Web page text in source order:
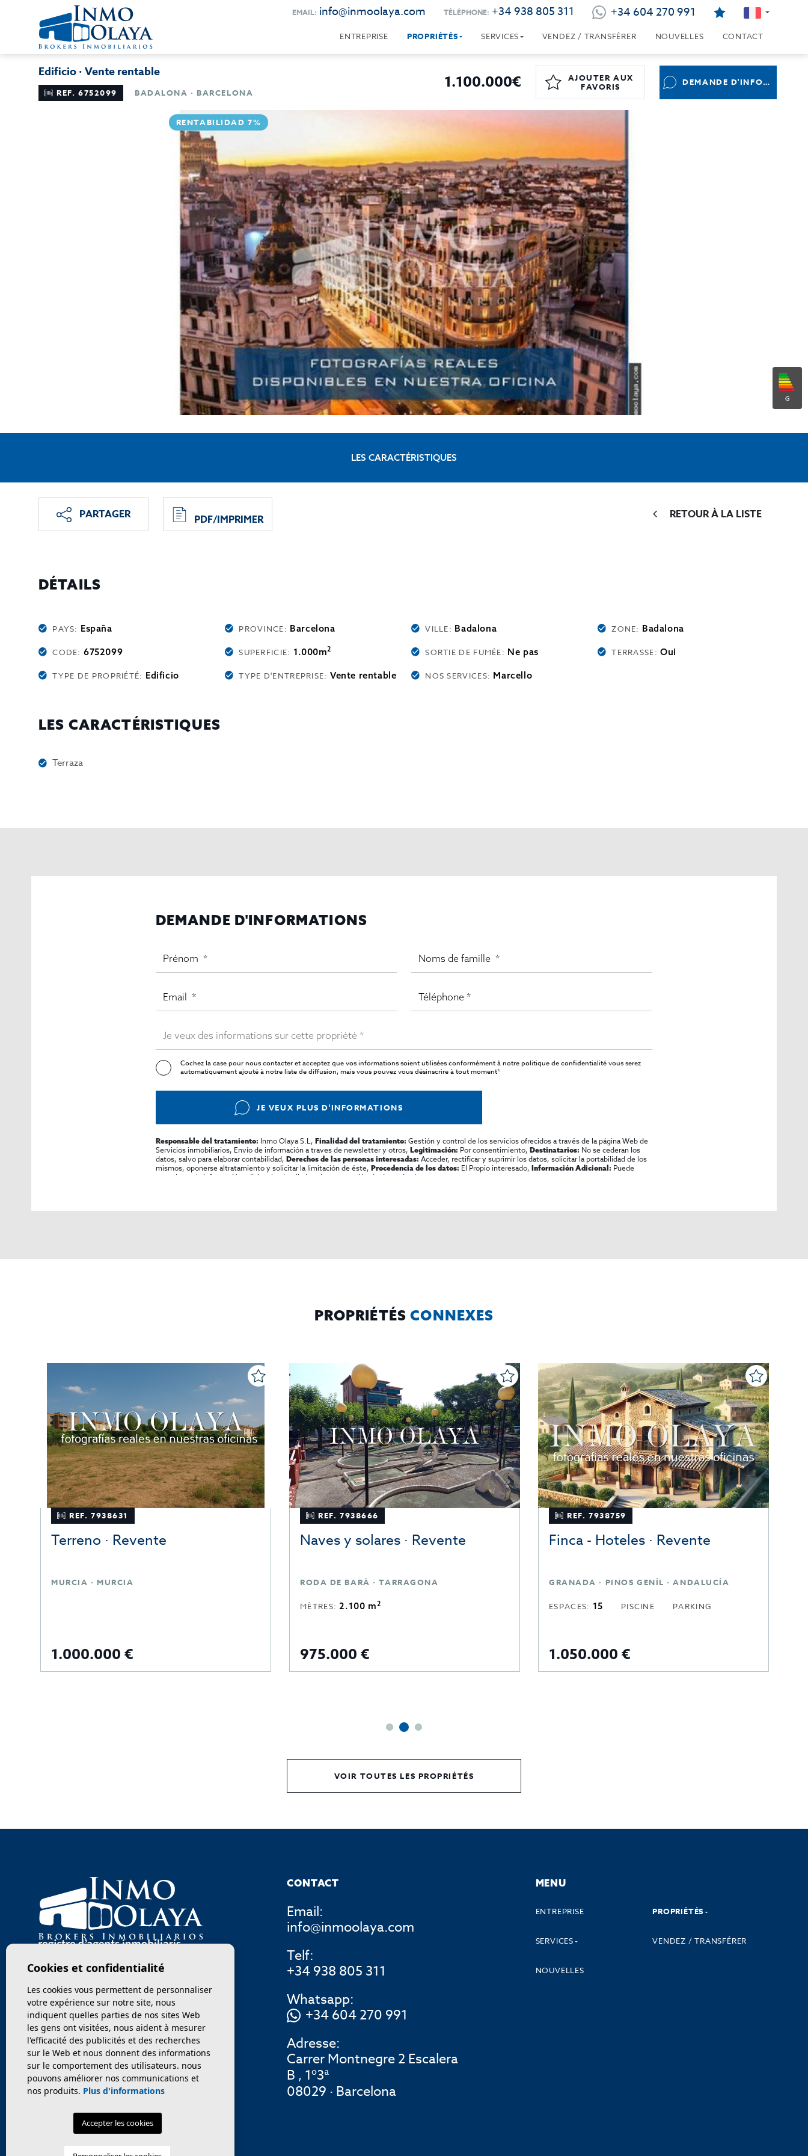
EMAIL: info@inmoolaya.com TÉLÉPHONE: +34 938 805 311 +34 604 270 991
ENTREPRISE PROPRIÉTÉS SERVICES VENDEZ / TRANSFÉRER NOUVELLES CONTACT
Edificio · Vente rentable
REF. 6752099 BADALONA · BARCELONA 1.100.000€
AJOUTER AUX
FAVORIS
DEMANDE D'INFORMATIONS
RENTABILIDAD 7%
G
LES CARACTÉRISTIQUES
PARTAGER PDF/IMPRIMER RETOUR À LA LISTE
DÉTAILS
PAYS: España PROVINCE: Barcelona VILLE: Badalona ZONE: Badalona
CODE:6752099 SUPERFICIE: 1.000m2 SORTIE DE FUMÉE: Ne pas TERRASSE:Oui
TYPE DE PROPRIÉTÉ: Edificio TYPE D'ENTREPRISE: Vente rentable NOS SERVICES: Marcello
LES CARACTÉRISTIQUES
Terraza
DEMANDE D'INFORMATIONS
Cochez la case pour nous contacter et acceptez que vos informations soient utilisées conformément à notrepolitique de confidentialitévous serez
automatiquement ajouté à notre liste de diffusion, mais vous pouvez vous désinscrire à tout moment*
JE VEUX PLUS D'INFORMATIONS
Responsable del tratamiento: Inmo Olaya S.L, Finalidad del tratamiento: Gestión y control de los servicios ofrecidos a través de la página Web de
Servicios inmobiliarios, Envío de información a traves de newsletter y otros, Legitimación: Por consentimiento, Destinatarios: No se cederan los
datos, salvo para elaborar contabilidad, Derechos de las personas interesadas: Acceder, rectificar y suprimir los datos, solicitar la portabilidad de los
mismos, oponerse altratamiento y solicitar la limitación de éste, Procedencia de los datos: El Propio interesado, Información Adicional: Puede
consultarse la información adicional y detallada sobre protección de datos
Aquí.
PROPRIÉTÉS CONNEXES
REF. 7938631
Terreno · Revente
MURCIA · MURCIA
1.000.000 €
REF. 7938666
Naves y solares · Revente
RODA DE BARÀ · TARRAGONA
MÈTRES:2.100 m2
975.000 €
REF. 7938759
Finca - Hoteles · Revente
GRANADA · PINOS GENÍL · ANDALUCÍA
ESPACES: 15 PISCINE PARKING
1.050.000 €
VOIR TOUTES LES PROPRIÉTÉS
CONTACT
Email:
info@inmoolaya.com
Telf:
+34 938 805 311
Whatsapp:
+34 604 270 991
Adresse:
Carrer Montnegre 2 Escalera
B , 1º3ª
08029 · Barcelona
MENU
ENTREPRISE PROPRIÉTÉS
SERVICES VENDEZ / TRANSFÉRER
NOUVELLES
Cookies et confidentialité
Les cookies vous permettent de personnaliser
votre expérience sur notre site, nous
indiquent quelles parties de nos sites Web
les gens ont visitées, nous aident à mesurer
l'efficacité des publicités et des recherches
sur le Web et nous donnent des informations
sur le comportement des utilisateurs. nous
pouvons améliorer nos communications et
nos produits. Plus d'informations
Accepter les cookies